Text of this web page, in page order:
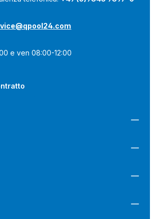
e ven 08:00-12:00